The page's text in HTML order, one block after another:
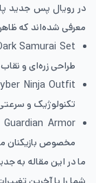
در رویال پس جدید
معرفی شده‌اند که
طراحی زره‌ای و
تکنولوژیک و
مخصوص بازیکنان
ما در این مقاله به